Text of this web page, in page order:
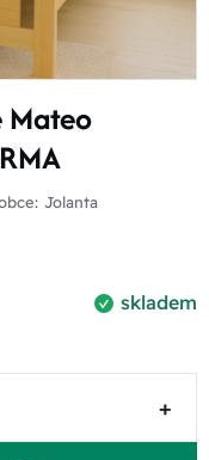
Mateo
Jolanta
skladem
+